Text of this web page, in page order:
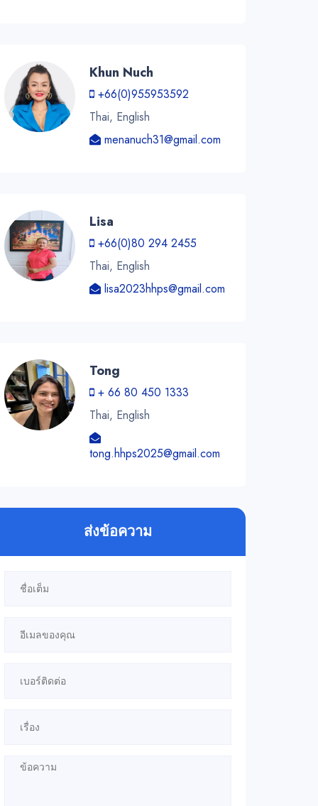
Khun Nuch
+66(0)955953592
Thai, English
menanuch31@gmail.com
Lisa
+66(0)80 294 2455
Thai, English
lisa2023hhps@gmail.com
Tong
+ 66 80 450 1333
Thai, English
tong.hhps2025@gmail.com
ส่งข้อความ